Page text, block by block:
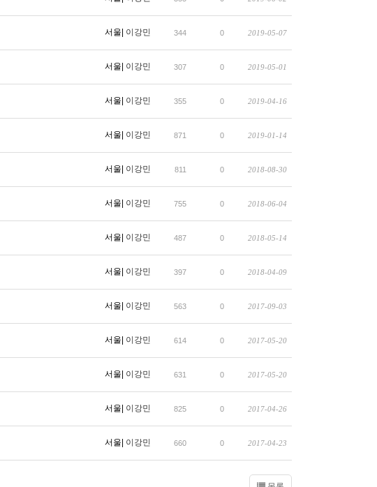
서울| 이강민 344 0 2019-05-07
서울| 이강민 307 0 2019-05-01
서울| 이강민 355 0 2019-04-16
서울| 이강민 871 0 2019-01-14
서울| 이강민 811 0 2018-08-30
서울| 이강민 755 0 2018-06-04
서울| 이강민 487 0 2018-05-14
서울| 이강민 397 0 2018-04-09
서울| 이강민 563 0 2017-09-03
서울| 이강민 614 0 2017-05-20
서울| 이강민 631 0 2017-05-20
서울| 이강민 825 0 2017-04-26
서울| 이강민 660 0 2017-04-23